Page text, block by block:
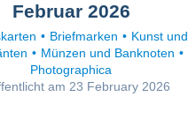
Februar 2026
Briefmarken
Kunst und
Münzen und Banknoten
Photographica
am 23 February 2026